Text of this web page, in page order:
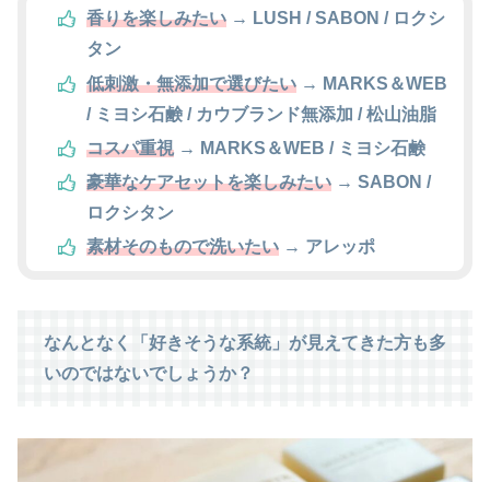
香りを楽しみたい→ LUSH / SABON / ロクシ
タン
低刺激・無添加で選びたい→ MARKS＆WEB
/ ミヨシ石鹸 / カウブランド無添加 / 松山油脂
コスパ重視→ MARKS＆WEB / ミヨシ石鹸
豪華なケアセットを楽しみたい→ SABON /
ロクシタン
素材そのもので洗いたい→ アレッポ
なんとなく「好きそうな系統」が見えてきた方も多
いのではないでしょうか？